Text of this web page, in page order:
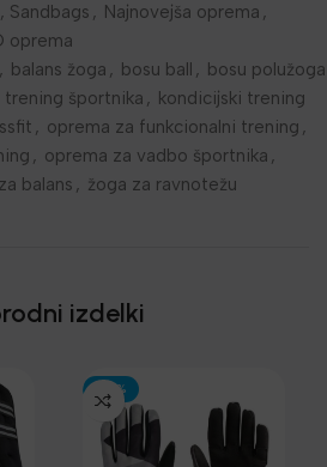
Sandbags , Najnovejša oprema ,
oprema
, balans žoga , bosu ball , bosu polužoga
trening športnika , kondicijski trening
, oprema za funkcionalni trening ,
, oprema za vadbo športnika ,
balans , žoga za ravnotežu
izdelki
-30%